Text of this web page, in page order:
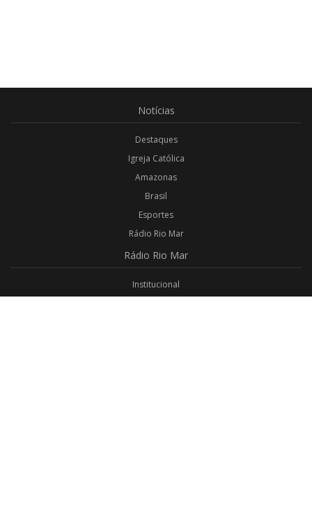
Notícias
Destaques
Igreja Católica
Amazonas
Brasil
Esportes
Rádio Rio Mar
Rádio Rio Mar
Institucional